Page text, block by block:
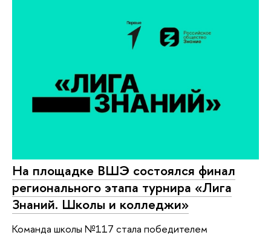
На площадке ВШЭ состоялся финал
регионального этапа турнира «Лига
Знаний. Школы и колледжи»
Команда школы №117 стала победителем